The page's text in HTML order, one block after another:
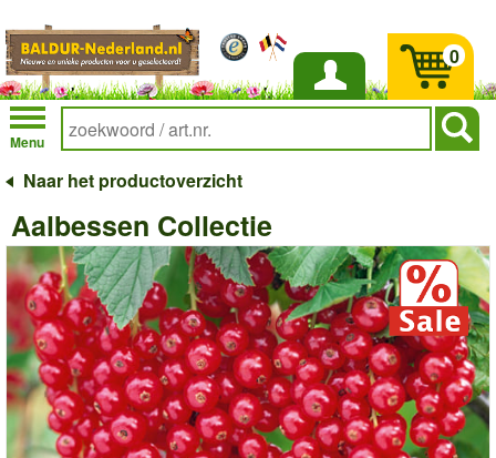
Inloggen
Menu
0
Naar het productoverzicht
Aalbessen Collectie